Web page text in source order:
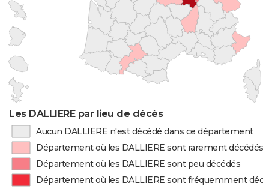
Les DALLIERE par lieu de décès
Aucun DALLIERE n'est décédé dans ce département
Département où les DALLIERE sont rarement décédés
Département où les DALLIERE sont peu décédés
Département où les DALLIERE sont fréquemment